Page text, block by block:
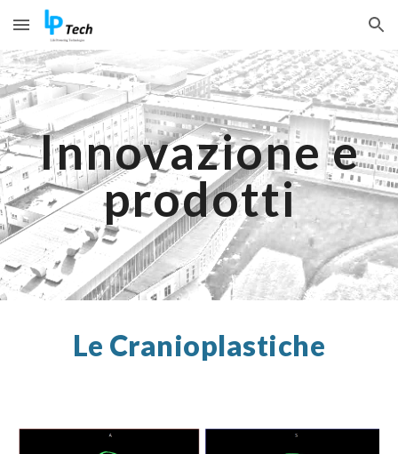
Skip to main content Skip to navigation
Innovazione e
prodotti
Le Cranioplastiche